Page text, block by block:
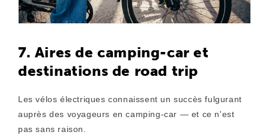
7. Aires de camping-car et
destinations de road trip
Les vélos électriques connaissent un succès fulgurant
auprès des voyageurs en camping-car — et ce n'est
pas sans raison.